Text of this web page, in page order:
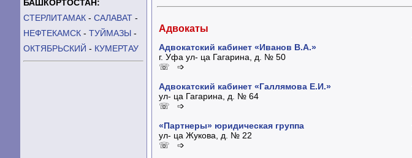
БАШКОРТОСТАН:
СТЕРЛИТАМАК - САЛАВАТ -
НЕФТЕКАМСК - ТУЙМАЗЫ -
ОКТЯБРЬСКИЙ - КУМЕРТАУ
Адвокаты
Адвокатский кабинет «Иванов В.А.»
г. Уфа ул- ца Гагарина, д. № 50
☏ ➩
Адвокатский кабинет «Галлямова Е.И.»
ул- ца Гагарина, д. № 64
☏ ➩
«Партнеры» юридическая группа
ул- ца Жукова, д. № 22
☏ ➩